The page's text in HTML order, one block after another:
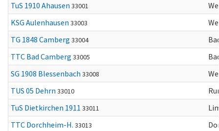
TuS 1910 Ahausen 33001
KSG Aulenhausen 33003
TG 1848 Camberg 33004
TTC Bad Camberg 33005
SG 1908 Blessenbach 33008
TUS 05 Dehrn 33010
TuS Dietkirchen 1911 33011
TTC Dorchheim-H. 33013